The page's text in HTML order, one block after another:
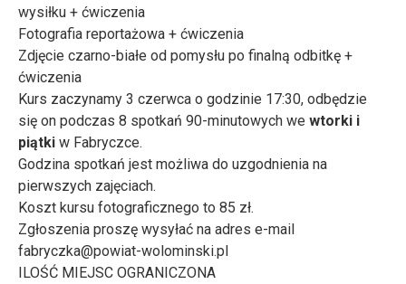
wysiłku + ćwiczenia
Fotografia reportażowa + ćwiczenia
Zdjęcie czarno-białe od pomysłu po finalną odbitkę +
ćwiczenia
Kurs zaczynamy 3 czerwca o godzinie 17:30, odbędzie
się on podczas 8 spotkań 90-minutowych we wtorki i
piątki w Fabryczce.
Godzina spotkań jest możliwa do uzgodnienia na
pierwszych zajęciach.
Koszt kursu fotograficznego to 85 zł.
Zgłoszenia proszę wysyłać na adres e-mail
fabryczka@powiat-wolominski.pl
ILOŚĆ MIEJSC OGRANICZONA